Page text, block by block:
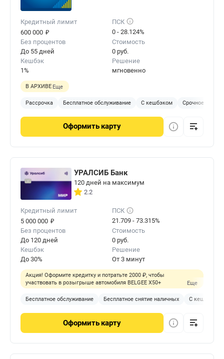
Кредитный лимит
600 000 ₽
ПСК
0 - 28.124%
Без процентов
До 55 дней
Стоимость
0 руб.
Кешбэк
1%
Решение
мгновенно
В АРХИВЕ Еще
Рассрочка Бесплатное обслуживание С кешбэком Срочное
Оформить карту
УРАЛСИБ Банк
120 дней на максимум
2.2
Кредитный лимит
5 000 000 ₽
ПСК
21.709 - 73.315%
Без процентов
До 120 дней
Стоимость
0 руб.
Кешбэк
До 30%
Решение
От 3 минут
Акция! Оформите кредитку и потратьте 2000 ₽, чтобы
участвовать в розыгрыше автомобиля BELGEE X50+
Еще
Бесплатное обслуживание Бесплатное снятие наличных С кешбэком
Оформить карту